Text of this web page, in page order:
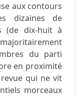
aux contours
dizaines de
(de dix-huit à
du parti
en proximité
qui ne vit
morceaux